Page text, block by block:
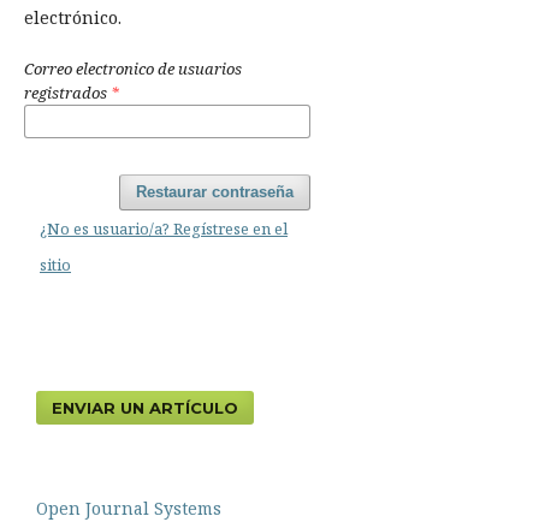
electrónico.
Correo electronico de usuarios
registrados *
Restaurar contraseña
¿No es usuario/a? Regístrese en el
sitio
ENVIAR UN ARTÍCULO
Open Journal Systems